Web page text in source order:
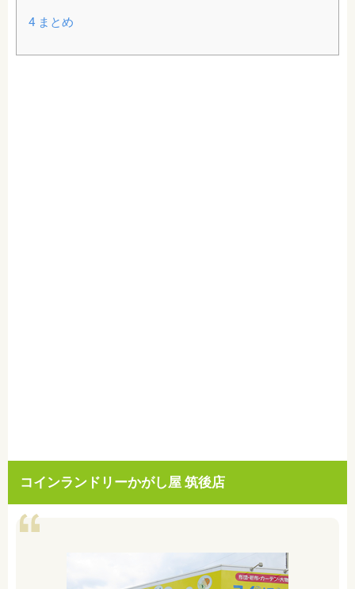
4まとめ
コインランドリーかがし屋 筑後店